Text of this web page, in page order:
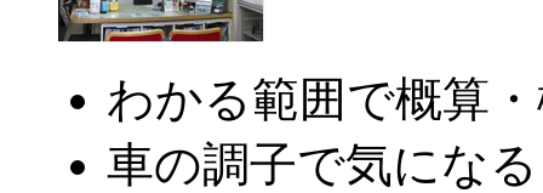
わかる範囲で概算
車の調子で気にな